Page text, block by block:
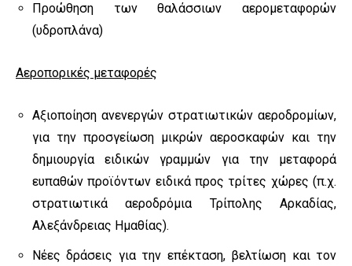
Προώθηση των θαλάσσιων αερομεταφορών
(υδροπλάνα)
Αεροπορικές μεταφορές
Αξιοποίηση ανενεργών στρατιωτικών αεροδρομίων,
για την προσγείωση μικρών αεροσκαφών και την
δημιουργία ειδικών γραμμών για την μεταφορά
ευπαθών προϊόντων ειδικά προς τρίτες χώρες (π.χ.
στρατιωτικά αεροδρόμια Τρίπολης Αρκαδίας,
Αλεξάνδρειας Ημαθίας).
Νέες δράσεις για την επέκταση, βελτίωση και τον